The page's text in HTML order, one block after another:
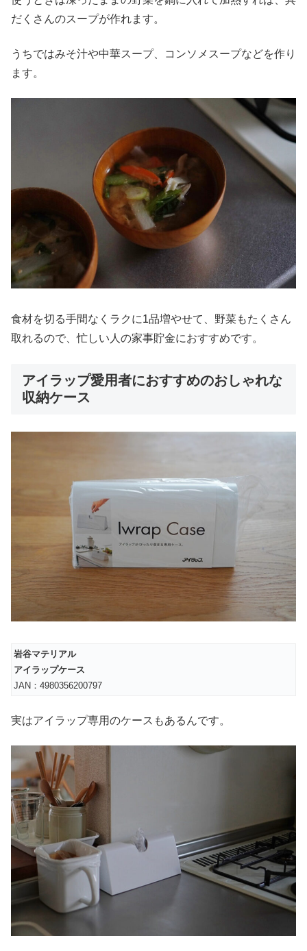
だくさんのスープが作れます。
うちではみそ汁や中華スープ、コンソメスープなどを作り
ます。
食材を切る手間なくラクに1品増やせて、野菜もたくさん
取れるので、忙しい人の家事貯金におすすめです。
アイラップ愛用者におすすめのおしゃれな
収納ケース
岩谷マテリアル
アイラップケース
JAN：4980356200797
実はアイラップ専用のケースもあるんです。